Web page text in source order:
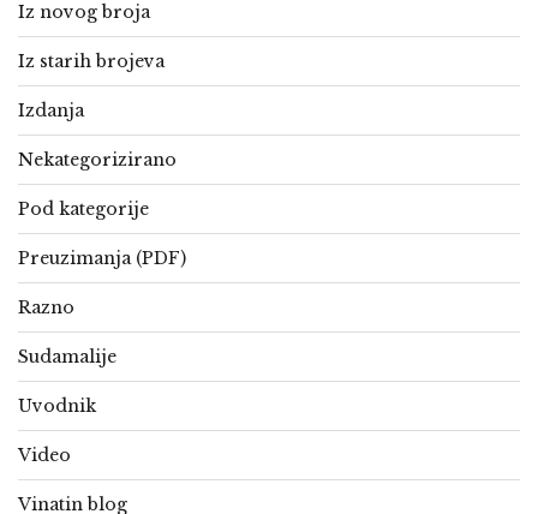
Iz novog broja
Iz starih brojeva
Izdanja
Nekategorizirano
Pod kategorije
Preuzimanja (PDF)
Razno
Sudamalije
Uvodnik
Video
Vinatin blog